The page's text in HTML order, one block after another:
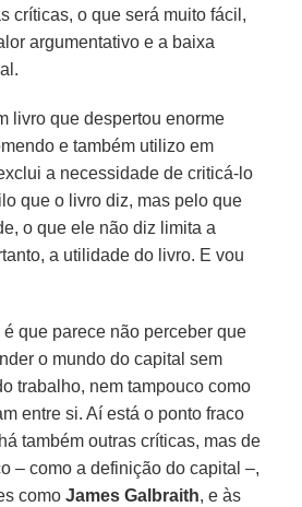
críticas, o que será muito fácil,
argumentativo e a baixa
livro que despertou enorme
e também utilizo em
a necessidade de criticá-lo
que o livro diz, mas pelo que
o que ele não diz limita a
a utilidade do livro. E vou
que parece não perceber que
o mundo do capital sem
trabalho, nem tampouco como
entre si. Aí está o ponto fraco
também outras críticas, mas de
– como a definição do capital –,
comoJames Galbraith, e às